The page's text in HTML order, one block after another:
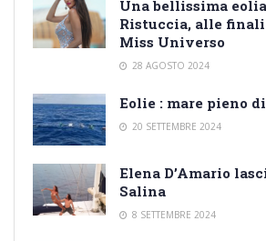
Una bellissima
Ristuccia, alle
Miss Universo
28 AGOSTO 2024
Eolie : mare pieno
20 SETTEMBRE 2024
Elena D’Amario
Salina
8 SETTEMBRE 2024